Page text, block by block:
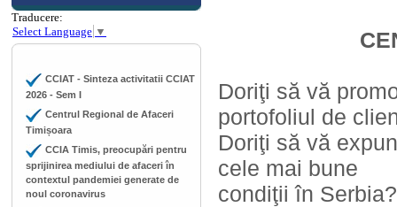
Traducere:
Select Language ▼
CCIAT - Sinteza activitatii CCIAT
2026 - Sem I
Centrul Regional de Afaceri
Timișoara
CCIA Timis, preocupări pentru
sprijinirea mediului de afaceri în
contextul pandemiei generate de
noul coronavirus
Doriţi să vă
portofoliul de
Doriţi să vă
cele mai bune
condiţii în Serbia?